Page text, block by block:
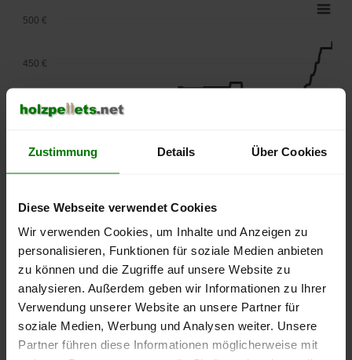
Zustimmung Details Über Cookies
Diese Webseite verwendet Cookies
Wir verwenden Cookies, um Inhalte und Anzeigen zu
personalisieren, Funktionen für soziale Medien anbieten
zu können und die Zugriffe auf unsere Website zu
analysieren. Außerdem geben wir Informationen zu Ihrer
Verwendung unserer Website an unsere Partner für
soziale Medien, Werbung und Analysen weiter. Unsere
Partner führen diese Informationen möglicherweise mit
lose Ware Sackware
September
Januar
Mai
250 €
350 €
400 €
450 €
500 €
Die aktuelle Preisentwicklung für Holzpellets in Deutschland
können Sie jederzeit auf unsererPelletspreise-Seite
nachvollziehen.